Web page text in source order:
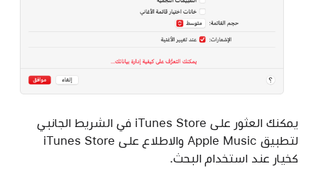
يمكنك العثور على iTunes Store في الشريط الجانبي
لتطبيق Apple Music والاطلاع على iTunes Store
كخيار عند استخدام البحث.